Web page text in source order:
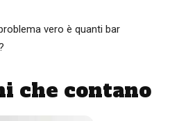
vero è quanti bar
che contano